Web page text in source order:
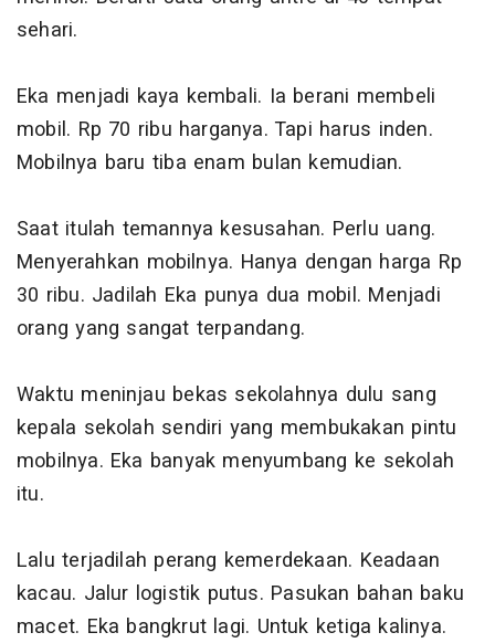
sehari.
Eka menjadi kaya kembali. Ia berani membeli
mobil. Rp 70 ribu harganya. Tapi harus inden.
Mobilnya baru tiba enam bulan kemudian.
Saat itulah temannya kesusahan. Perlu uang.
Menyerahkan mobilnya. Hanya dengan harga Rp
30 ribu. Jadilah Eka punya dua mobil. Menjadi
orang yang sangat terpandang.
Waktu meninjau bekas sekolahnya dulu sang
kepala sekolah sendiri yang membukakan pintu
mobilnya. Eka banyak menyumbang ke sekolah
itu.
Lalu terjadilah perang kemerdekaan. Keadaan
kacau. Jalur logistik putus. Pasukan bahan baku
macet. Eka bangkrut lagi. Untuk ketiga kalinya.